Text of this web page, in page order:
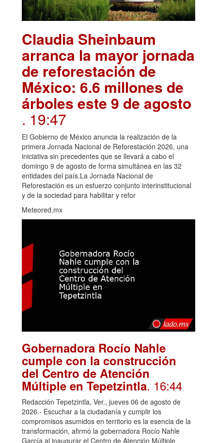
Claudia Sheinbaum
arranca la mayor jornada
de reforestación de
México: 6.6 millones de
árboles este 9 de agosto
. 19:47
El Gobierno de México anuncia la realización de la
primera Jornada Nacional de Reforestación 2026, una
iniciativa sin precedentes que se llevará a cabo el
domingo 9 de agosto de forma simultánea en las 32
entidades del país.La Jornada Nacional de
Reforestación es un esfuerzo conjunto interinstitucional
y de la sociedad para habilitar y refor
Meteored.mx
Gobernadora Rocío Nahle
cumple con la construcción
del Centro de Atención
Múltiple en Tepetzintla. 16:44
Redacción Tepetzintla, Ver., jueves 06 de agosto de
2026.- Escuchar a la ciudadanía y cumplir los
compromisos asumidos en territorio es la esencia de la
transformación, afirmó la gobernadora Rocío Nahle
García al inaugurar el Centro de Atención Múltiple